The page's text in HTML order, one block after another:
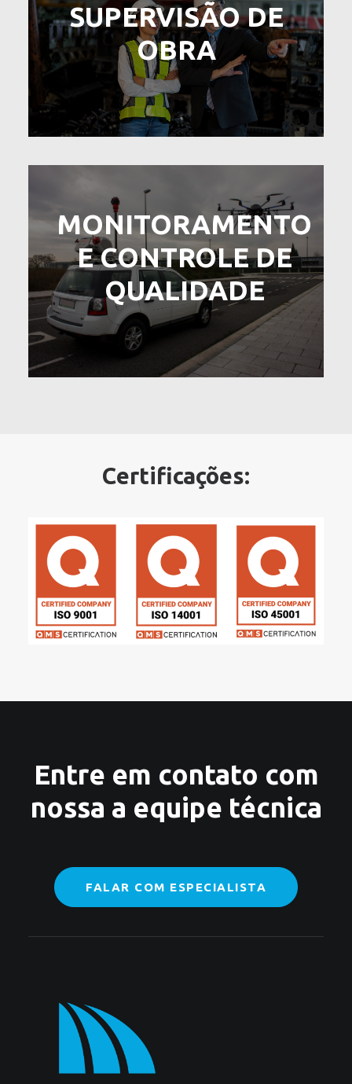
SUPERVISÃO DE
OBRA
MONITORAMENTO
E CONTROLE DE
QUALIDADE
Certificações:
Entre em contato com
nossa a equipe técnica
FALAR COM ESPECIALISTA